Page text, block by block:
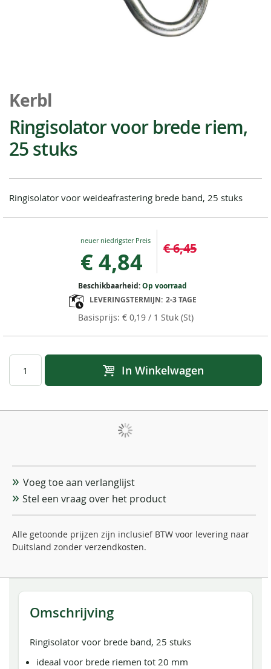
naar
het
begin
van
de
gallerij
Kerbl
Ringisolator voor brede riem,
25 stuks
Ringisolator voor weideafrastering brede band, 25 stuks
Special
€ 4,84 € 6,45
€ 0,19/ 1 Stuk (St)
Beschikbaarheid:Op voorraad
LEVERINGSTERMIJN: 2-3 TAGE
In Winkelwagen
Voeg toe aan verlanglijst
Stel een vraag over het product
Alle getoonde prijzen zijn inclusief BTW voor levering naar
Duitsland zonder verzendkosten.
Omschrijving
Ringisolator voor brede band, 25 stuks
ideaal voor brede riemen tot 20 mm